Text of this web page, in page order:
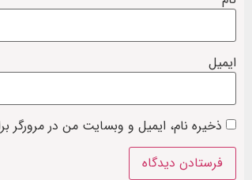
ایمیل
ذخیره نام، ایمیل و وبسایت من در مرورگر